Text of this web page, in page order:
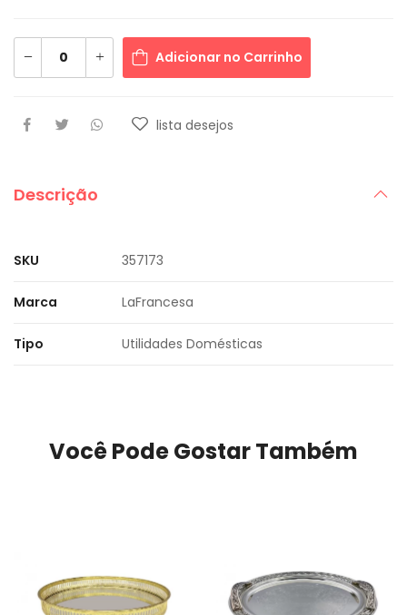
Adicionar no Carrinho
lista desejos
Descrição
SKU 357173
Marca LaFrancesa
Tipo Utilidades Domésticas
Você Pode Gostar Também